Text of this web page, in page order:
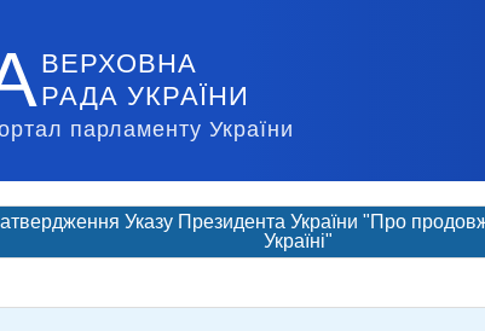
ВЕРХОВНА
РАДА УКРАЇНИ
парламенту України
Указу Президента України "Про
Україні"